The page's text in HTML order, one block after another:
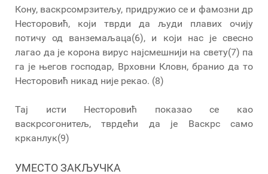
Кону, васкрсомрзитељу, придружио се и фамозни др
Несторовић, који тврди да људи плавих очију
потичу од ванземаљаца(6), и који нас је свесно
лагао да је корона вирус најсмешнији на свету(7) па
га је његов господар, Врховни Кловн, бранио да то
Несторовић никад није рекао. (8)
Тај исти Несторовић показао се као
васкрсогонитељ, тврдећи да је Васкрс само
крканлук(9)
УМЕСТО ЗАКЉУЧКА